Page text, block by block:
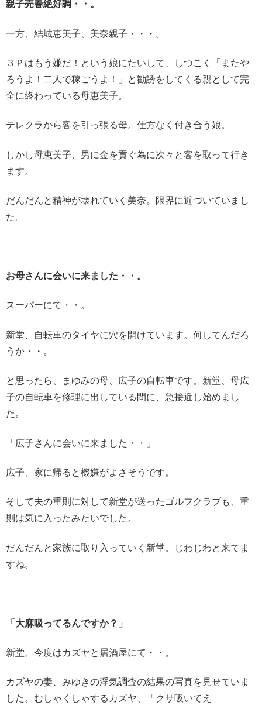
親子売春絶好調・・。
一方、結城恵美子、美奈親子・・・。
３Ｐはもう嫌だ！という娘にたいして、しつこく「またや
ろうよ！二人で稼ごうよ！」と勧誘をしてくる親として完
全に終わっている母恵美子。
テレクラから客を引っ張る母。仕方なく付き合う娘。
しかし母恵美子、男に金を貢ぐ為に次々と客を取って行き
ます。
だんだんと精神が壊れていく美奈。限界に近づいていまし
た。
お母さんに会いに来ました・・。
スーパーにて・・。
新堂、自転車のタイヤに穴を開けています。何してんだろ
うか・・。
と思ったら、まゆみの母、広子の自転車です。新堂、母広
子の自転車を修理に出している間に、急接近し始めまし
た。
「広子さんに会いに来ました・・」
広子、家に帰ると機嫌がよさそうです。
そして夫の重則に対して新堂が送ったゴルフクラブも、重
則は気に入ったみたいでした。
だんだんと家族に取り入っていく新堂。じわじわと来てま
すね。
「大麻吸ってるんですか？」
新堂、今度はカズヤと居酒屋にて・・。
カズヤの妻、みゆきの浮気調査の結果の写真を見せていま
した。むしゃくしゃするカズヤ、「クサ吸いてえ